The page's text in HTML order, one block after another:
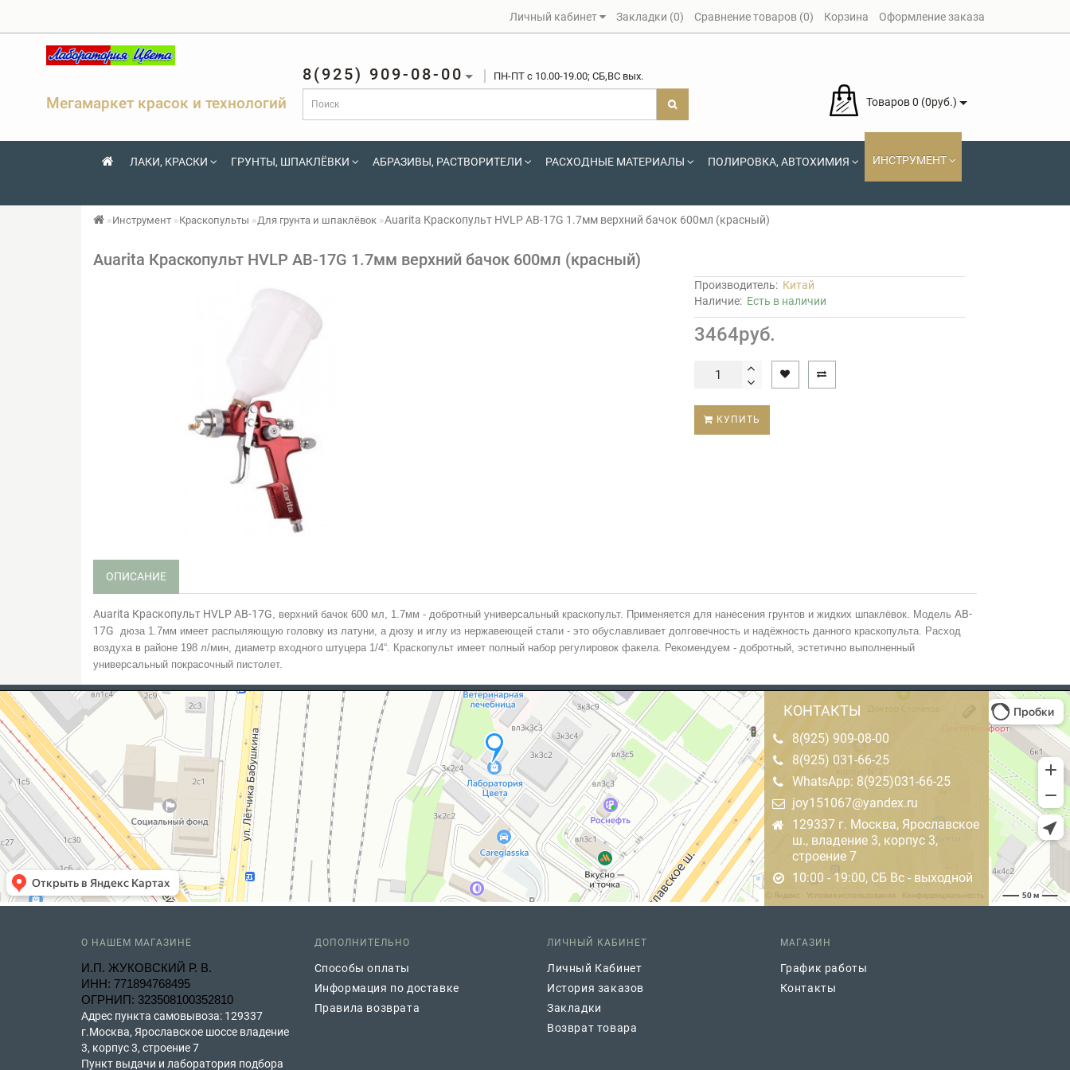
Личный кабинет Закладки (0) Сравнение товаров (0) Корзина Оформление заказа
Мегамаркет красок и технологий
8(925) 909-08-00 ПН-ПТ c 10.00-19.00; СБ,ВС вых.
Товаров 0 (0руб.)
ЛАКИ, КРАСКИ ГРУНТЫ, ШПАКЛЁВКИ АБРАЗИВЫ, РАСТВОРИТЕЛИ РАСХОДНЫЕ МАТЕРИАЛЫ ПОЛИРОВКА, АВТОХИМИЯ ИНСТРУМЕНТ
Инструмент Краскопульты Для грунта и шпаклёвок Auarita Краскопульт HVLP AB-17G 1.7мм верхний бачок 600мл (красный)
Auarita Краскопульт HVLP AB-17G 1.7мм верхний бачок 600мл (красный)
Производитель: Китай
Наличие: Есть в наличии
3464руб.
КУПИТЬ
ОПИСАНИЕ
Auarita Краскопульт HVLP AB-17G , верхний бачок 600 мл, 1.7мм - добротный универсальный краскопульт. Применяется для нанесения грунтов и жидких шпаклёвок. Модель AB-
17G дюза 1.7мм имеет распыляющую головку из латуни, а дюзу и иглу из нержавеющей стали - это обуславливает долговечность и надёжность данного краскопульта. Расход
воздуха в районе 198 л/мин, диаметр входного штуцера 1/4“. Краскопульт имеет полный набор регулировок факела. Рекомендуем - добротный, эстетично выполненный
универсальный покрасочный пистолет.
КОНТАКТЫ
8(925) 909-08-00
8(925) 031-66-25
WhatsApp: 8(925)031-66-25
joy151067@yandex.ru
129337 г. Москва, Ярославское
ш., владение 3, корпус 3,
строение 7
10:00 - 19:00, СБ Вс - выходной
О НАШЕМ МАГАЗИНЕ
И.П. ЖУКОВСКИЙ Р. В.
ИНН: 771894768495
ОГРНИП: 323508100352810
Адрес пункта самовывоза: 129337
г.Москва, Ярославское шоссе владение
3, корпус 3, строение 7
Пункт выдачи и лаборатория подбора
ДОПОЛНИТЕЛЬНО
Способы оплаты
Информация по доставке
Правила возврата
ЛИЧНЫЙ КАБИНЕТ
Личный Кабинет
История заказов
Закладки
Возврат товара
МАГАЗИН
График работы
Контакты